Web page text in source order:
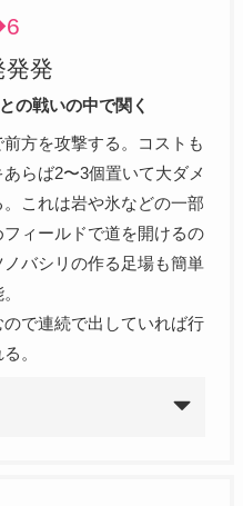
発発
の戦いの中で関く
方を攻撃する。コストも
らば2〜3個置いて大ダメ
これは岩や氷などの一部
ィールドで道を開けるの
バシリの作る足場も簡単
で連続で出していれば行
。